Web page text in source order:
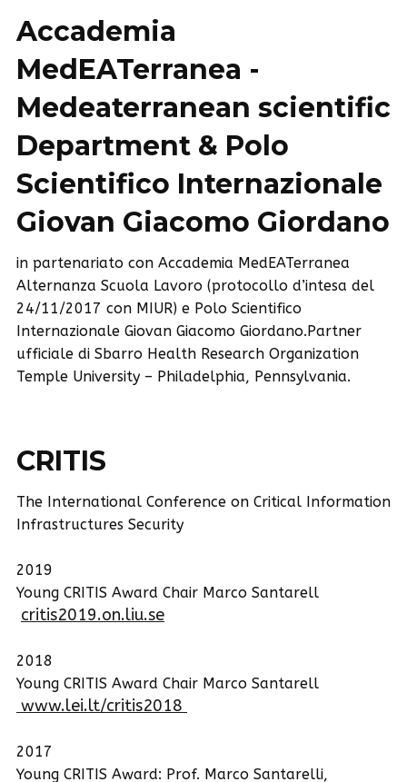
Accademia
MedEATerranea -
Medeaterranean scientific
Department & Polo
Scientifico Internazionale
Giovan Giacomo Giordano
in partenariato con Accademia MedEATerranea
Alternanza Scuola Lavoro (protocollo d’intesa del
24/11/2017 con MIUR) e Polo Scientifico
Internazionale Giovan Giacomo Giordano.Partner
ufficiale di Sbarro Health Research Organization
Temple University – Philadelphia, Pennsylvania.
CRITIS
The International Conference on Critical Information
Infrastructures Security
2019
Young CRITIS Award Chair Marco Santarell
critis2019.on.liu.se
2018
Young CRITIS Award Chair Marco Santarell
www.lei.lt/critis2018
2017
Young CRITIS Award: Prof. Marco Santarelli,